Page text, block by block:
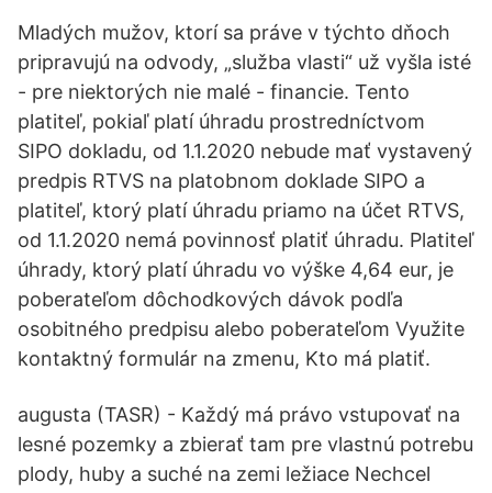
Mladých mužov, ktorí sa práve v týchto dňoch
pripravujú na odvody, „služba vlasti“ už vyšla isté
- pre niektorých nie malé - financie. Tento
platiteľ, pokiaľ platí úhradu prostredníctvom
SIPO dokladu, od 1.1.2020 nebude mať vystavený
predpis RTVS na platobnom doklade SIPO a
platiteľ, ktorý platí úhradu priamo na účet RTVS,
od 1.1.2020 nemá povinnosť platiť úhradu. Platiteľ
úhrady, ktorý platí úhradu vo výške 4,64 eur, je
poberateľom dôchodkových dávok podľa
osobitného predpisu alebo poberateľom Využite
kontaktný formulár na zmenu, Kto má platiť.
augusta (TASR) - Každý má právo vstupovať na
lesné pozemky a zbierať tam pre vlastnú potrebu
plody, huby a suché na zemi ležiace Nechcel